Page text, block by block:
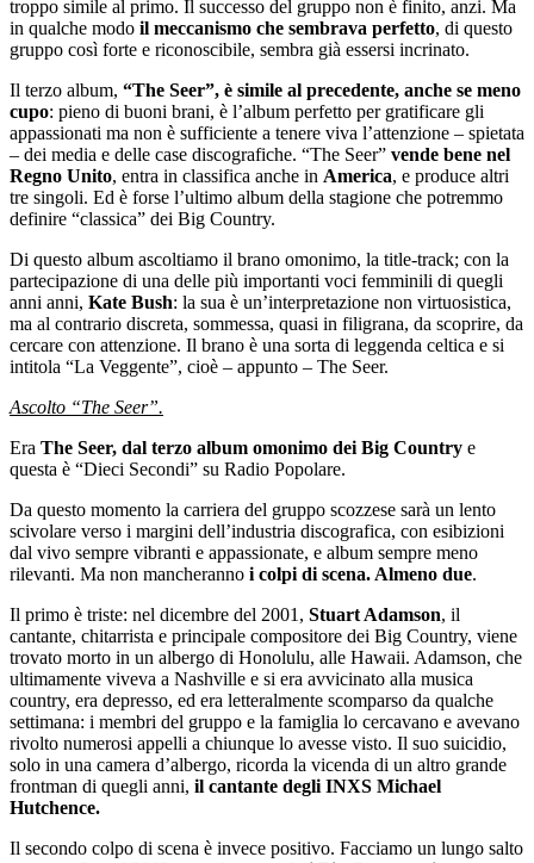
troppo simile al primo. Il successo del gruppo non è finito, anzi. Ma
in qualche modo il meccanismo che sembrava perfetto, di questo
gruppo così forte e riconoscibile, sembra già essersi incrinato.
Il terzo album, “The Seer”, è simile al precedente, anche se meno
cupo: pieno di buoni brani, è l’album perfetto per gratificare gli
appassionati ma non è sufficiente a tenere viva l’attenzione – spietata
– dei media e delle case discografiche. “The Seer” vende bene nel
Regno Unito, entra in classifica anche in America, e produce altri
tre singoli. Ed è forse l’ultimo album della stagione che potremmo
definire “classica” dei Big Country.
Di questo album ascoltiamo il brano omonimo, la title-track; con la
partecipazione di una delle più importanti voci femminili di quegli
anni anni, Kate Bush: la sua è un’interpretazione non virtuosistica,
ma al contrario discreta, sommessa, quasi in filigrana, da scoprire, da
cercare con attenzione. Il brano è una sorta di leggenda celtica e si
intitola “La Veggente”, cioè – appunto – The Seer.
Ascolto “The Seer”.
Era The Seer, dal terzo album omonimo dei Big Country e
questa è “Dieci Secondi” su Radio Popolare.
Da questo momento la carriera del gruppo scozzese sarà un lento
scivolare verso i margini dell’industria discografica, con esibizioni
dal vivo sempre vibranti e appassionate, e album sempre meno
rilevanti. Ma non mancheranno i colpi di scena. Almeno due.
Il primo è triste: nel dicembre del 2001, Stuart Adamson, il
cantante, chitarrista e principale compositore dei Big Country, viene
trovato morto in un albergo di Honolulu, alle Hawaii. Adamson, che
ultimamente viveva a Nashville e si era avvicinato alla musica
country, era depresso, ed era letteralmente scomparso da qualche
settimana: i membri del gruppo e la famiglia lo cercavano e avevano
rivolto numerosi appelli a chiunque lo avesse visto. Il suo suicidio,
solo in una camera d’albergo, ricorda la vicenda di un altro grande
frontman di quegli anni, il cantante degli INXS Michael
Hutchence.
Il secondo colpo di scena è invece positivo. Facciamo un lungo salto